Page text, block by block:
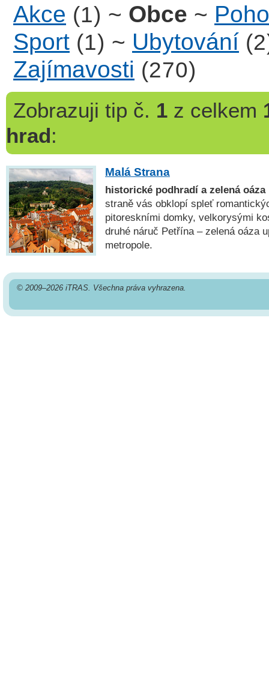
Akce (1) ~ Obce ~
Sport (1) ~ Ubytování
Zajímavosti (270)
Zobrazuji tip č. 1z celkem
hrad:
Malá Strana
historické podhradí a zelená oáza
straně vás obklopí spleť
pitoreskními domky, velkorysými
druhé náruč Petřína – zelená oáza
metropole.
© 2009–2026 iTRAS. Všechna práva vyhrazena.